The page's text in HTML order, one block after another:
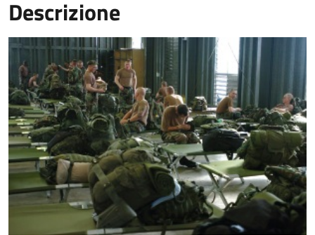
Descrizione